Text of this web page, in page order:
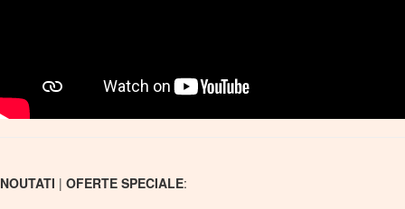
NOUTATI | OFERTE SPECIALE: